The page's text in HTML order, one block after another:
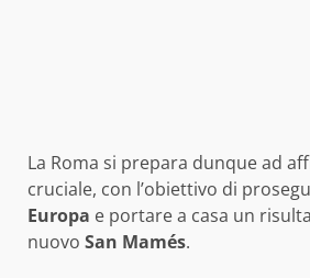
La Roma si prepara dunque ad
cruciale, con l’obiettivo di
Europa e portare a casa un
nuovo San Mamés.